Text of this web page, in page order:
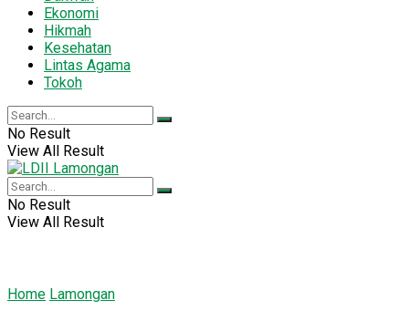
Ekonomi
Hikmah
Kesehatan
Lintas Agama
Tokoh
No Result
View All Result
No Result
View All Result
Home Lamongan